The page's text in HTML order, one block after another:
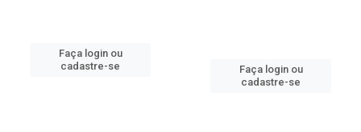
Faça login ou
cadastre-se
Faça login ou
cadastre-se